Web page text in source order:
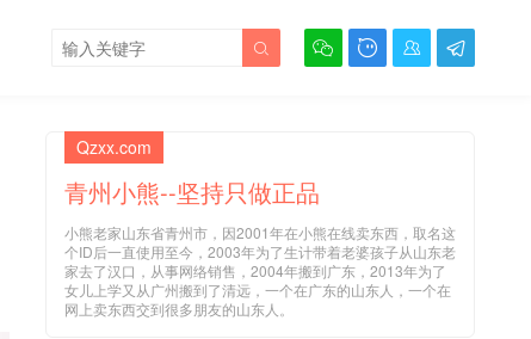
   

Qzxx.com
青州小熊--坚持只做正品
小熊老家山东省青州市，因2001年在小熊在线卖东西，取名这
个ID后一直使用至今，2003年为了生计带着老婆孩子从山东老
家去了汉口，从事网络销售，2004年搬到广东，2013年为了
女儿上学又从广州搬到了清远，一个在广东的山东人，一个在
网上卖东西交到很多朋友的山东人。